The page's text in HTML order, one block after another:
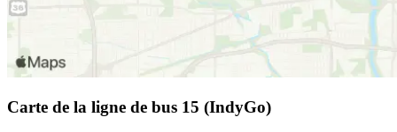
Carte de la ligne de bus 15 (IndyGo)